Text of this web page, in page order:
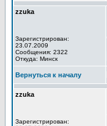
zzuka
Зарегистрирован:
23.07.2009
Сообщения: 2322
Откуда: Минск
Вернуться к началу
zzuka
Зарегистрирован: